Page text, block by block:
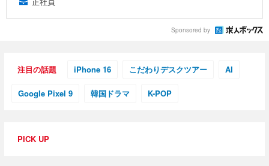
Sponsored by
注目の話題 iPhone 16 こだわりデスクツアー AI
Google Pixel 9 韓国ドラマ K-POP
PICK UP